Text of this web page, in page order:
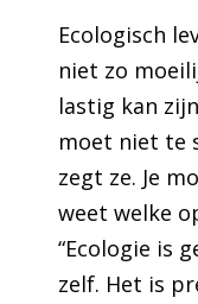
Ecologisch
niet zo
lastig kan
moet niet te
zegt ze. Je
weet welke
“Ecologie is
zelf. Het is